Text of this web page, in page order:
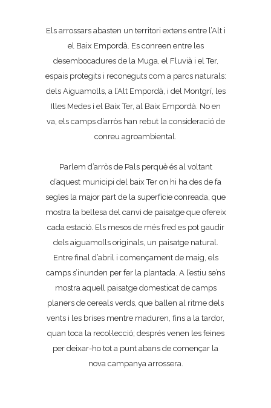
Els arrossars abasten un territori extens entre l’Alt i
el Baix Empordà. Es conreen entre les
desembocadures de la Muga, el Fluvià i el Ter,
espais protegits i reconeguts com a parcs naturals:
dels Aiguamolls, a l’Alt Empordà, i del Montgrí, les
Illes Medes i el Baix Ter, al Baix Empordà. No en
va, els camps d’arròs han rebut la consideració de
conreu agroambiental.
Parlem d’arròs de Pals perquè és al voltant
d’aquest municipi del baix Ter on hi ha des de fa
segles la major part de la superfície conreada, que
mostra la bellesa del canvi de paisatge que ofereix
cada estació. Els mesos de més fred es pot gaudir
dels aiguamolls originals, un paisatge natural.
Entre final d’abril i començament de maig, els
camps s’inunden per fer la plantada. A l’estiu se’ns
mostra aquell paisatge domesticat de camps
planers de cereals verds, que ballen al ritme dels
vents i les brises mentre maduren, fins a la tardor,
quan toca la recol·lecció; després venen les feines
per deixar-ho tot a punt abans de començar la
nova campanya arrossera.